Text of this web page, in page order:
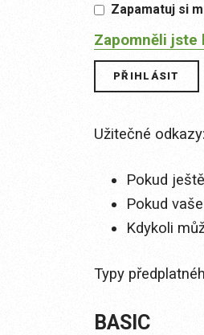
Zapamatuj si
Zapomněli jste
Užitečné odkazy:
Pokud
Pokud
Kdykoli
Typy
BASIC